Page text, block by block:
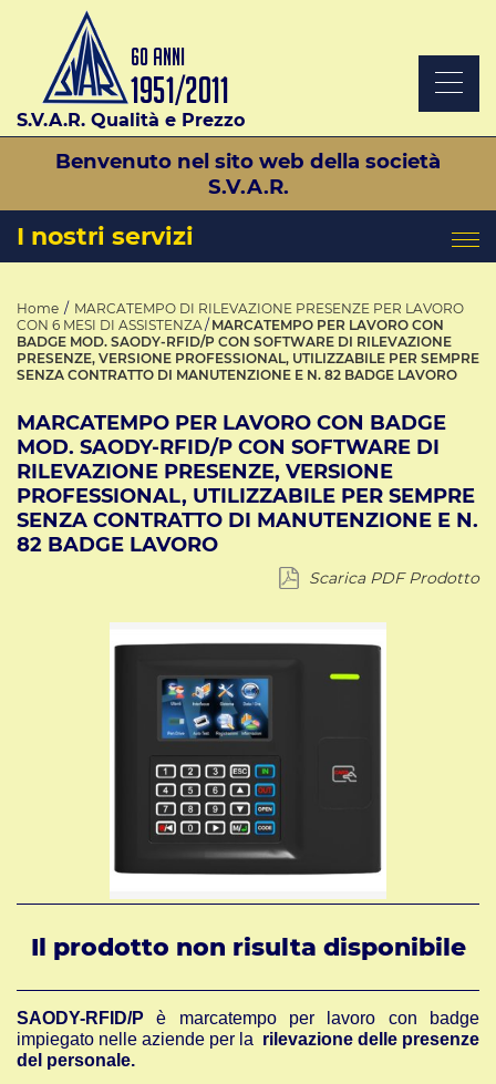
S.V.A.R. Qualità e Prezzo
Benvenuto nel sito web della società
S.V.A.R.
I nostri servizi
Home
MARCATEMPO DI RILEVAZIONE PRESENZE PER LAVORO
CON 6 MESI DI ASSISTENZA MARCATEMPO PER LAVORO CON
BADGE MOD. SAODY-RFID/P CON SOFTWARE DI RILEVAZIONE
PRESENZE, VERSIONE PROFESSIONAL, UTILIZZABILE PER SEMPRE
SENZA CONTRATTO DI MANUTENZIONE E N. 82 BADGE LAVORO
MARCATEMPO PER LAVORO CON BADGE
MOD. SAODY-RFID/P CON SOFTWARE DI
RILEVAZIONE PRESENZE, VERSIONE
PROFESSIONAL, UTILIZZABILE PER SEMPRE
SENZA CONTRATTO DI MANUTENZIONE E N.
82 BADGE LAVORO
Scarica PDF Prodotto
Il prodotto non risulta disponibile
SAODY-RFID/P è marcatempo per lavoro con badge
impiegato nelle aziende per la rilevazione delle presenze
del personale.